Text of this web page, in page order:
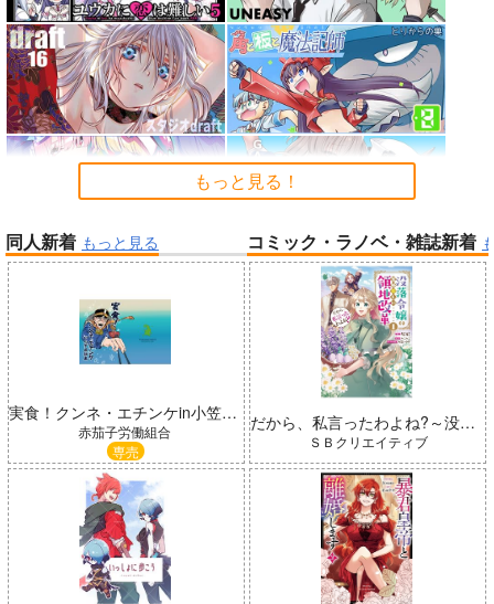
孤独だった国民的美少女の妹を一晩
泊めたら懐かれた
人狼機ウィンヴルガ ー叛逆篇ー 5
魔王マーラ煩悩学園 ～勇者、教師に 時々ボソッとロシア語でデレる勇者
のアーリャさん
帝国機神ヴォルカミオン 2 ふかふかダンジョン攻略記 19
Peachful Story(通常盤)/桃鈴
イブ！ 春夏秋冬代行者 春の舞
もっと見る！
同人新着 もっと見る
実食！クンネ・エチンケin小笠原諸島[再販版]
赤茄子労働組合
専売
コミック・ラノベ・雑誌新着
だから、私言ったわよね?～没落令嬢の案外楽しい領地改革～ コミック 1
ＳＢクリエイティブ